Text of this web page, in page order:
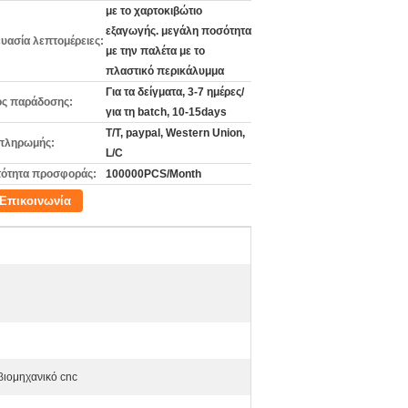
λεπτομέρειες:
με το χαρτοκιβώτιο
εξαγωγής. μεγάλη ποσότητα
με την παλέτα με το
πλαστικό περικάλυμμα
παράδοσης:
Για τα δείγματα, 3-7 ημέρες/
για τη batch, 10-15days
T/T, paypal, Western Union,
L/C
προσφοράς:
100000PCS/Month
Επικοινωνία
cnc